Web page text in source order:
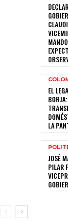
EL
LA
JOSÉ
PILAR